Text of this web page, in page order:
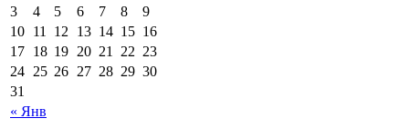
« Янв
3
4 5 6 7 8
9
10 11 12 13 14 15 16
17 18 19 20 21 22 23
24 25 26 27 28 29 30
31